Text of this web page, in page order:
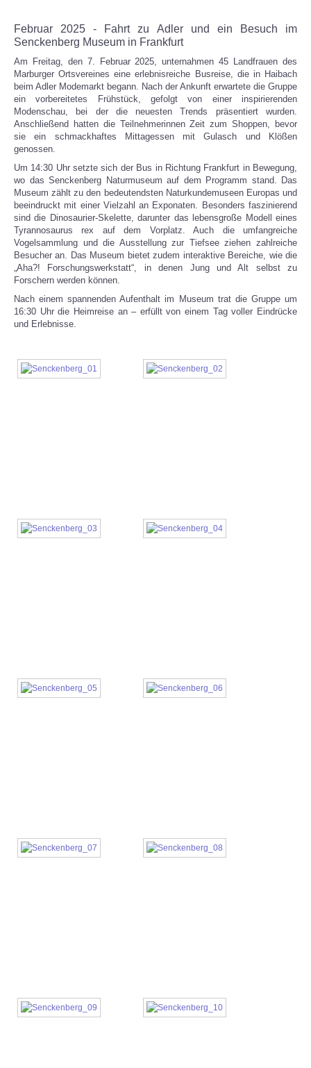
Februar 2025 - Fahrt zu Adler und ein Besuch im
Senckenberg Museum in Frankfurt
Am Freitag, den 7. Februar 2025, unternahmen 45 Landfrauen des
Marburger Ortsvereines eine erlebnisreiche Busreise, die in Haibach
beim Adler Modemarkt begann. Nach der Ankunft erwartete die Gruppe
ein vorbereitetes Frühstück, gefolgt von einer inspirierenden
Modenschau, bei der die neuesten Trends präsentiert wurden.
Anschließend hatten die Teilnehmerinnen Zeit zum Shoppen, bevor
sie ein schmackhaftes Mittagessen mit Gulasch und Klößen
genossen.
Um 14:30 Uhr setzte sich der Bus in Richtung Frankfurt in Bewegung,
wo das Senckenberg Naturmuseum auf dem Programm stand. Das
Museum zählt zu den bedeutendsten Naturkundemuseen Europas und
beeindruckt mit einer Vielzahl an Exponaten. Besonders faszinierend
sind die Dinosaurier-Skelette, darunter das lebensgroße Modell eines
Tyrannosaurus rex auf dem Vorplatz. Auch die umfangreiche
Vogelsammlung und die Ausstellung zur Tiefsee ziehen zahlreiche
Besucher an. Das Museum bietet zudem interaktive Bereiche, wie die
„Aha?! Forschungswerkstatt“, in denen Jung und Alt selbst zu
Forschern werden können.
Nach einem spannenden Aufenthalt im Museum trat die Gruppe um
16:30 Uhr die Heimreise an – erfüllt von einem Tag voller Eindrücke
und Erlebnisse.